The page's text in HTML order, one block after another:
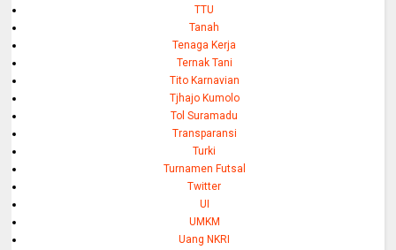
TTU
Tanah
Tenaga Kerja
Ternak Tani
Tito Karnavian
Tjhajo Kumolo
Tol Suramadu
Transparansi
Turki
Turnamen Futsal
Twitter
UI
UMKM
Uang NKRI